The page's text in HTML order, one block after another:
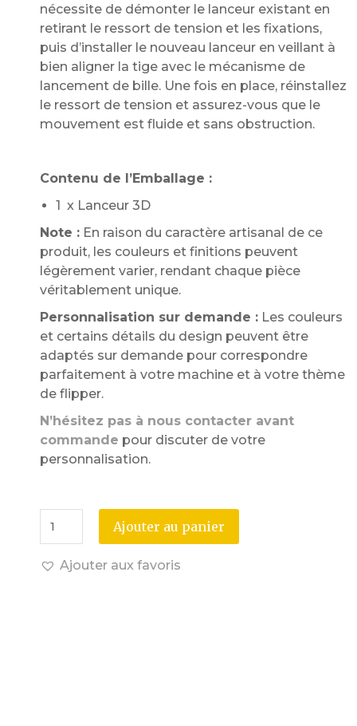
nécessite de démonter le lanceur existant en
retirant le ressort de tension et les fixations,
puis d’installer le nouveau lanceur en veillant à
bien aligner la tige avec le mécanisme de
lancement de bille. Une fois en place, réinstallez
le ressort de tension et assurez-vous que le
mouvement est fluide et sans obstruction.
Contenu de l’Emballage :
1 x Lanceur 3D
Note : En raison du caractère artisanal de ce
produit, les couleurs et finitions peuvent
légèrement varier, rendant chaque pièce
véritablement unique.
Personnalisation sur demande : Les couleurs
et certains détails du design peuvent être
adaptés sur demande pour correspondre
parfaitement à votre machine et à votre thème
de flipper.
N’hésitez pas à nous contacter avant
commande pour discuter de votre
personnalisation.
Ajouter au panier
Ajouter aux favoris